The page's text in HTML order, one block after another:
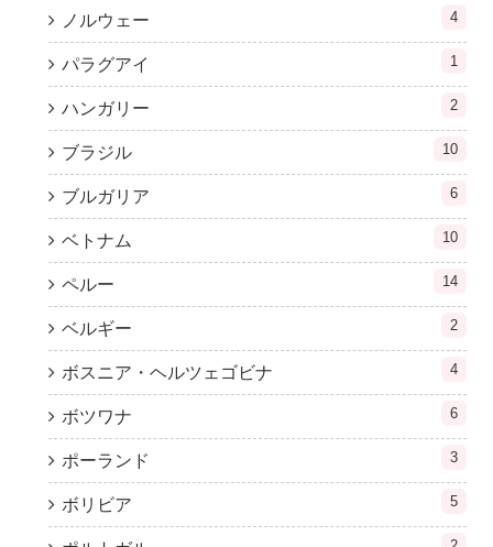
ノルウェー 4
パラグアイ 1
ハンガリー 2
ブラジル 10
ブルガリア 6
ベトナム 10
ペルー 14
ベルギー 2
ボスニア・ヘルツェゴビナ 4
ボツワナ 6
ポーランド 3
ボリビア 5